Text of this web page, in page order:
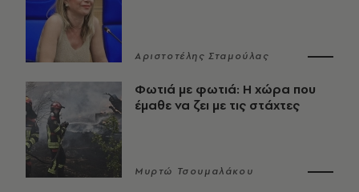
Αριστοτέλης Σταμούλας
Φωτιά με φωτιά: Η χώρα που
έμαθε να ζει με τις στάχτες
Μυρτώ Τσουμαλάκου